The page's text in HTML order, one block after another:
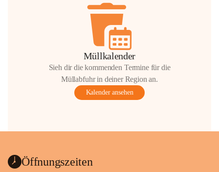
Müllkalender
Sieh dir die kommenden Termine für die
Müllabfuhr in deiner Region an.
Kalender ansehen
Öffnungszeiten